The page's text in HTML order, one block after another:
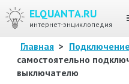
ELQUANTA.RU
интернет-энциклопедия
Главная >
самостоятельно
выключателю